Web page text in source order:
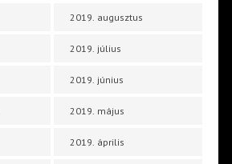
2019. augusztus
2019. július
2019. június
2019. május
2019. április